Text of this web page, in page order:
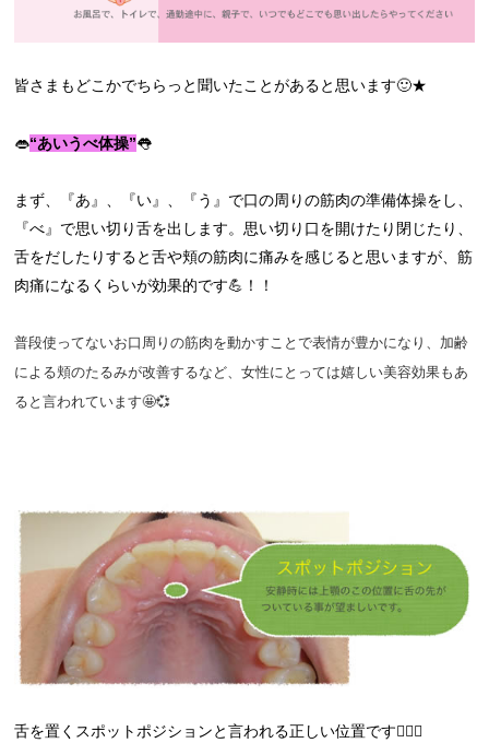
皆さまもどこかでちらっと聞いたことがあると思います🙂★
👄“あいうべ体操”👅
まず、『あ』、『い』、『う』で口の周りの筋肉の準備体操をし、
『べ』で思い切り舌を出します。思い切り口を開けたり閉じたり、
舌をだしたりすると舌や頬の筋肉に痛みを感じると思いますが、筋
肉痛になるくらいが効果的です💪！！
普段使ってないお口周りの筋肉を動かすことで表情が豊かになり、加齢
による頬のたるみが改善するなど、女性にとっては嬉しい美容効果もあ
ると言われています🤩💞
舌を置くスポットポジションと言われる正しい位置です👍🏿💡